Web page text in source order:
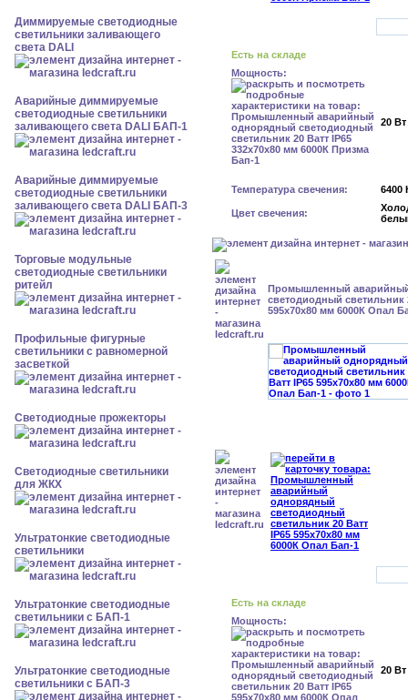
Диммируемые светодиодные
светильники заливающего
света DALI
Аварийные диммируемые
светодиодные светильники
заливающего света DALI БАП-1
Аварийные диммируемые
светодиодные светильники
заливающего света DALI БАП-3
Торговые модульные
светодиодные светильники
ритейл
Профильные фигурные
светильники с равномерной
засветкой
Светодиодные прожекторы
Светодиодные светильники
для ЖКХ
Ультратонкие светодиодные
светильники
Ультратонкие светодиодные
светильники с БАП-1
Ультратонкие светодиодные
светильники с БАП-3
Есть на складе
Мощность:
20 Вт
Температура свечения: 6400
Цвет свечения:
Промышленный
светодиодный светильник
595x70x80 мм 6000К Опал
Есть на складе
Мощность:
20 Вт